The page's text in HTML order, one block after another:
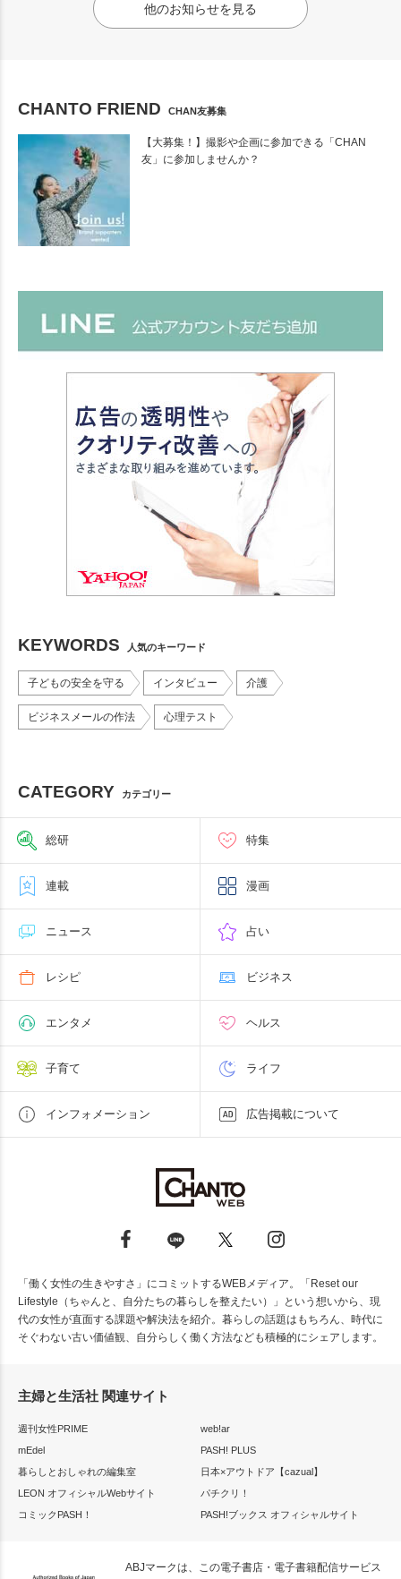
他のお知らせを見る
CHANTO FRIEND CHAN友募集
【大募集！】撮影や企画に参加できる「CHAN
友」に参加しませんか？
KEYWORDS 人気のキーワード
子どもの安全を守る インタビュー 介護
ビジネスメールの作法 心理テスト
CATEGORY カテゴリー
総研 特集
連載 漫画
ニュース 占い
レシピ ビジネス
エンタメ ヘルス
子育て ライフ
インフォメーション 広告掲載について
「働く女性の生きやすさ」にコミットするWEBメディア。「Reset our
Lifestyle（ちゃんと、自分たちの暮らしを整えたい）」という想いから、現
代の女性が直面する課題や解決法を紹介。暮らしの話題はもちろん、時代に
そぐわない古い価値観、自分らしく働く方法なども積極的にシェアします。
主婦と生活社 関連サイト
週刊女性PRIME
web!ar
mEdel
PASH! PLUS
暮らしとおしゃれの編集室
日本×アウトドア【cazual】
LEON オフィシャルWebサイト
パチクリ！
コミックPASH！
PASH!ブックス オフィシャルサイト
ABJマークは、この電子書店・電子書籍配信サービス